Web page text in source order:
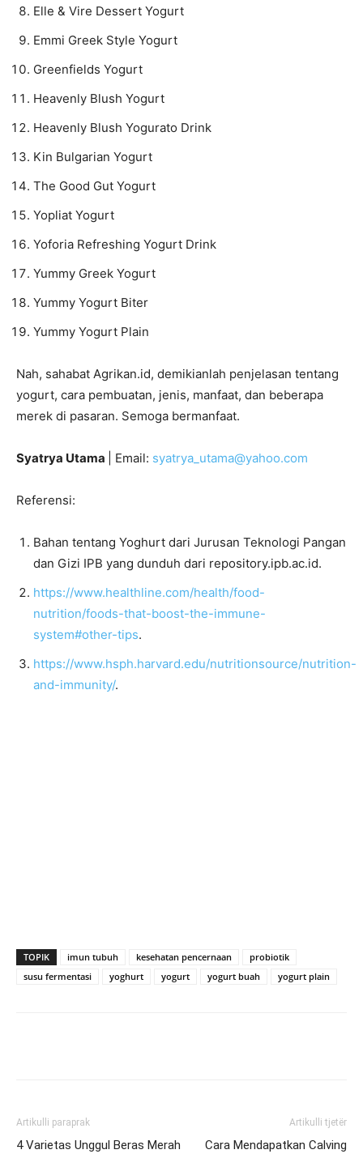
Elle & Vire Dessert Yogurt
Emmi Greek Style Yogurt
Greenfields Yogurt
Heavenly Blush Yogurt
Heavenly Blush Yogurato Drink
Kin Bulgarian Yogurt
The Good Gut Yogurt
Yopliat Yogurt
Yoforia Refreshing Yogurt Drink
Yummy Greek Yogurt
Yummy Yogurt Biter
Yummy Yogurt Plain
Nah, sahabat Agrikan.id, demikianlah penjelasan tentang
yogurt, cara pembuatan, jenis, manfaat, dan beberapa
merek di pasaran. Semoga bermanfaat.
Syatrya Utama | Email: syatrya_utama@yahoo.com
Referensi:
Bahan tentang Yoghurt dari Jurusan Teknologi Pangan
dan Gizi IPB yang dunduh dari repository.ipb.ac.id.
https://www.healthline.com/health/food-
nutrition/foods-that-boost-the-immune-
system#other-tips.
https://www.hsph.harvard.edu/nutritionsource/nutrition-
and-immunity/.
TOPIK imun tubuh kesehatan pencernaan
probiotik
susu fermentasi
yoghurt yogurt yogurt buah yogurt plain
Artikulli paraprak
4 Varietas Unggul Beras Merah
Artikulli tjetër
Cara Mendapatkan Calving